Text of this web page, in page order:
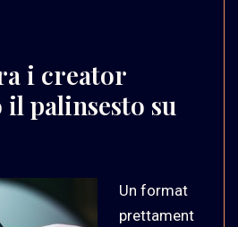
i creator
palinsesto su
Un format
prettament